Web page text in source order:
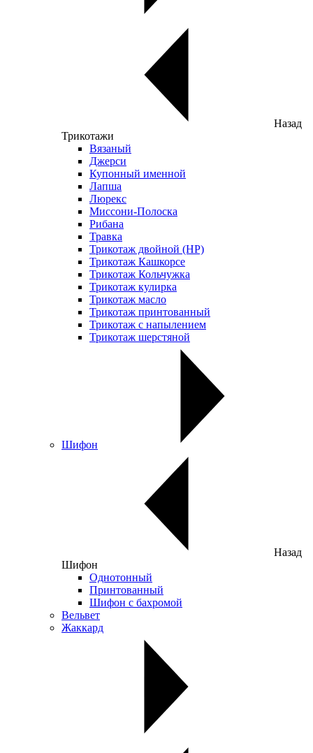
Назад
Трикотажи
Вязаный
Джерси
Купонный именной
Лапша
Люрекс
Миссони-Полоска
Рибана
Травка
Трикотаж двойной (НР)
Трикотаж Кашкорсе
Трикотаж Кольчужка
Трикотаж кулирка
Трикотаж масло
Трикотаж принтованный
Трикотаж с напылением
Трикотаж шерстяной
Шифон
Назад
Шифон
Однотонный
Принтованный
Шифон с бахромой
Вельвет
Жаккард